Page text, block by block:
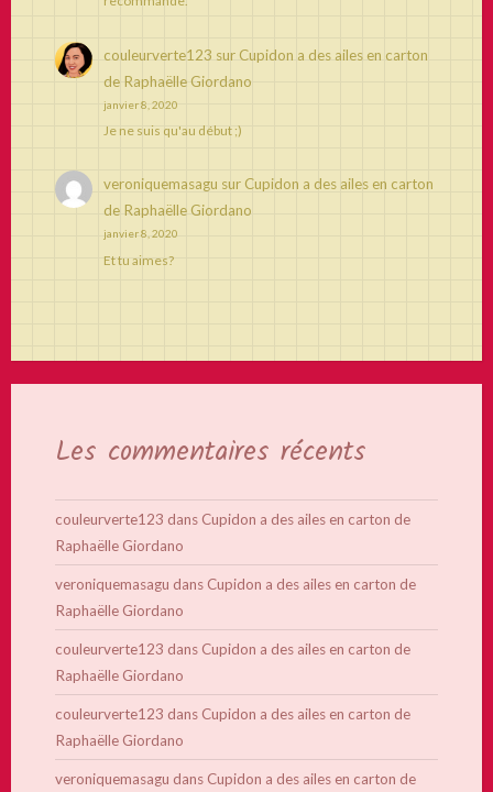
couleurverte123 sur Cupidon a des ailes en carton
de Raphaëlle Giordano
janvier 8, 2020
Je ne suis qu'au début ;)
veroniquemasagu sur Cupidon a des ailes en carton
de Raphaëlle Giordano
janvier 8, 2020
Et tu aimes?
Les commentaires récents
couleurverte123 dans Cupidon a des ailes en carton de
Raphaëlle Giordano
veroniquemasagu dans Cupidon a des ailes en carton de
Raphaëlle Giordano
couleurverte123 dans Cupidon a des ailes en carton de
Raphaëlle Giordano
couleurverte123 dans Cupidon a des ailes en carton de
Raphaëlle Giordano
veroniquemasagu dans Cupidon a des ailes en carton de